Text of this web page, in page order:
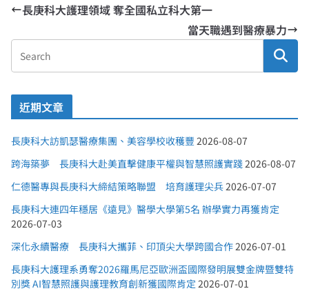
長庚科大護理領域 奪全國私立科大第一
當天職遇到醫療暴力
近期文章
長庚科大訪凱瑟醫療集團、美容學校收穫豐 2026-08-07
跨海築夢 長庚科大赴美直擊健康平權與智慧照護實踐 2026-08-07
仁德醫專與長庚科大締結策略聯盟 培育護理尖兵 2026-07-07
長庚科大連四年穩居《遠見》醫學大學第5名 辦學實力再獲肯定
2026-07-03
深化永續醫療 長庚科大攜菲、印頂尖大學跨國合作 2026-07-01
長庚科大護理系勇奪2026羅馬尼亞歐洲盃國際發明展雙金牌暨雙特
別獎 AI智慧照護與護理教育創新獲國際肯定 2026-07-01